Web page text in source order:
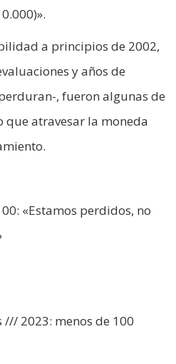
a principios de 2002,
y años de
, fueron algunas de
que atravesar la moneda
«Estamos perdidos, no
/// 2023: menos de 100